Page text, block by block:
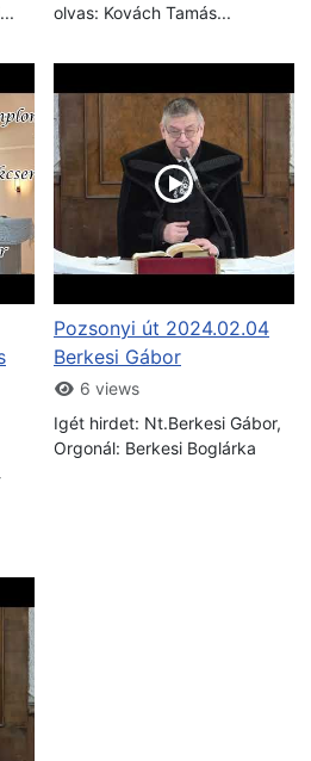
olvas: Kovách Tamás...
Pozsonyi út 2024.02.04
Berkesi Gábor
6 views
Igét hirdet: Nt.Berkesi Gábor,
Orgonál: Berkesi Boglárka